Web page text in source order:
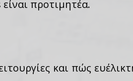
προτιμητέα.
και πώς